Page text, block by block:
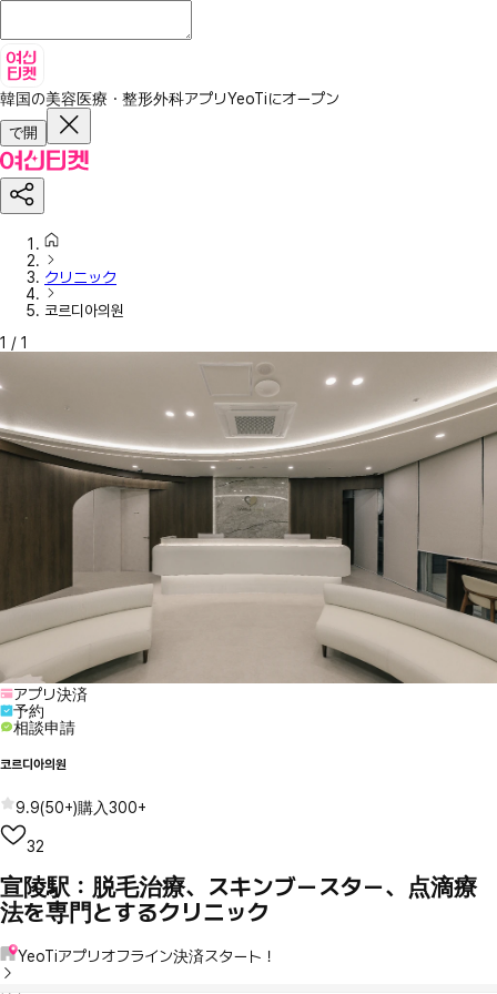
韓国の美容医療・整形外科アプリYeoTiにオープン
で開
クリニック
코르디아의원
1 / 1
アプリ決済
予約
相談申請
코르디아의원
9.9(50+)購入300+
32
宣陵駅：脱毛治療、スキンブースター、点滴療
法を専門とするクリニック
YeoTiアプリオフライン決済スタート！